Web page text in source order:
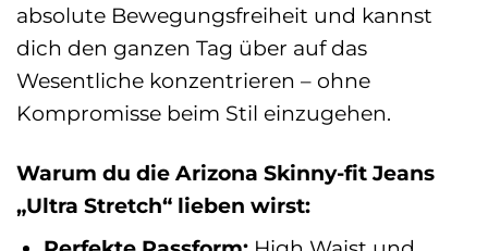
absolute Bewegungsfreiheit und kannst
dich den ganzen Tag über auf das
Wesentliche konzentrieren – ohne
Kompromisse beim Stil einzugehen.
Warum du die Arizona Skinny-fit Jeans
„Ultra Stretch“ lieben wirst: